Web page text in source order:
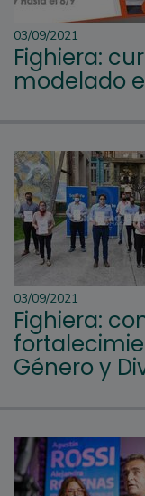
03/09/2021
Fighiera:
modelado
03/09/2021
Fighiera:
Género y